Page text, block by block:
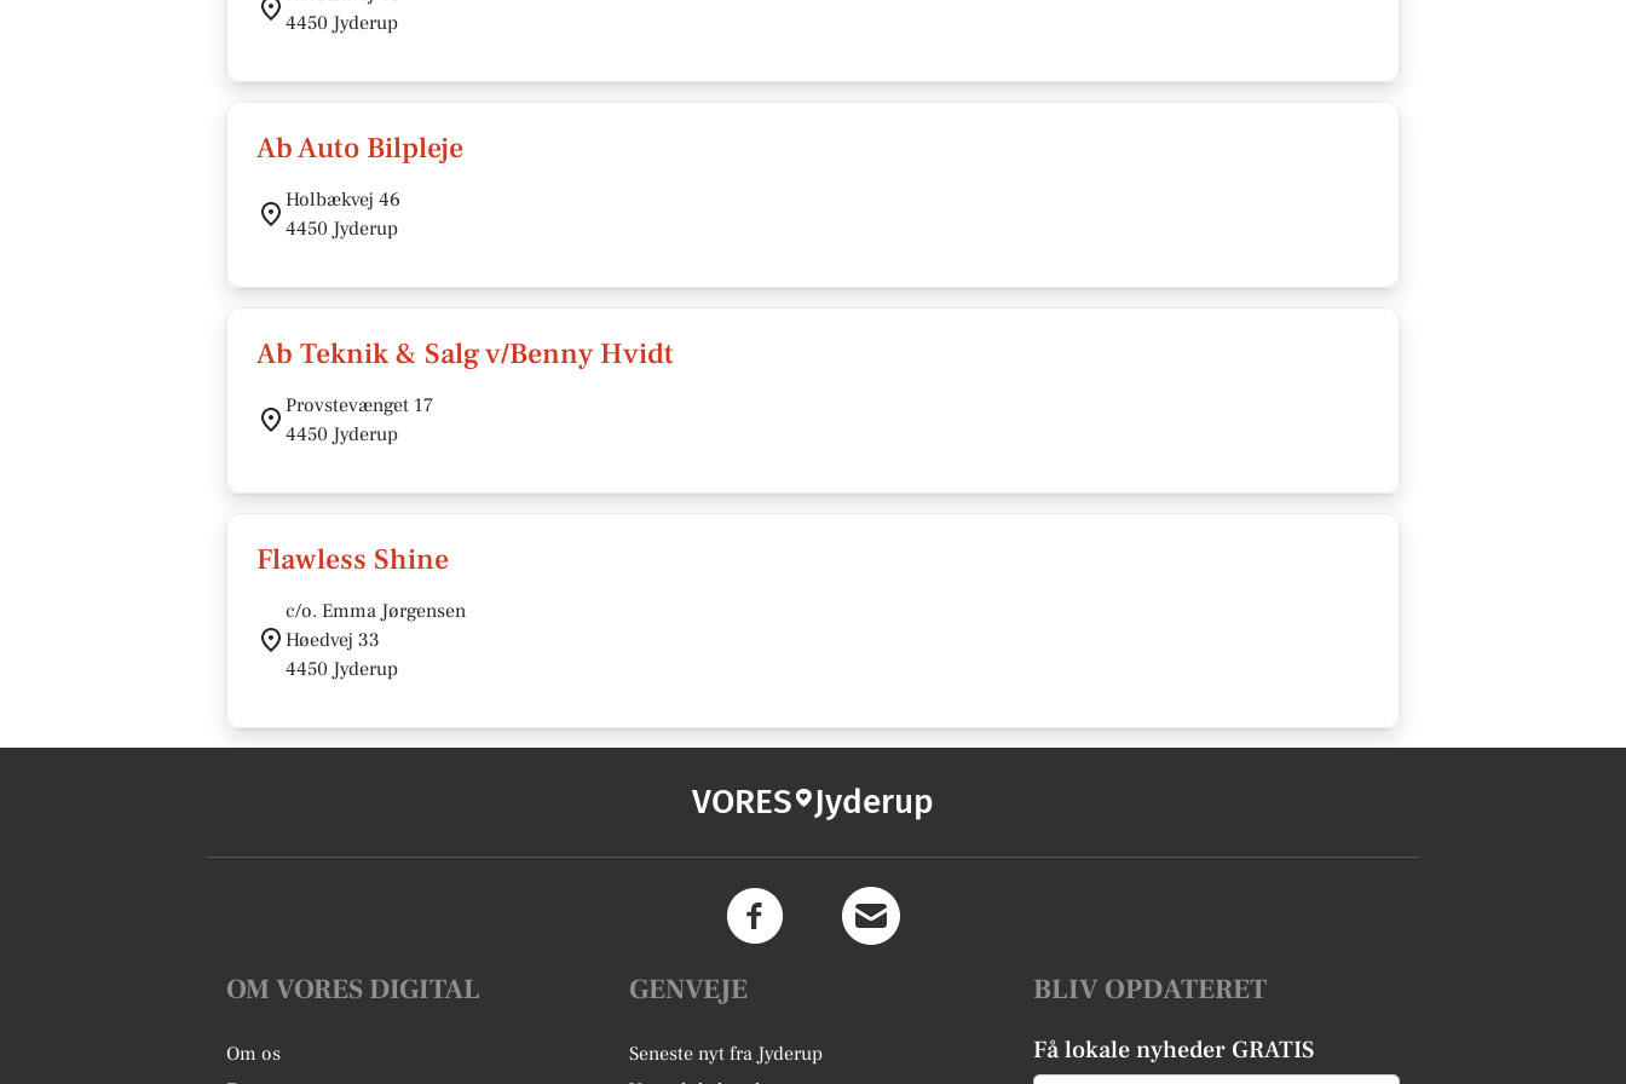
4450 Jyderup
Ab Auto Bilpleje
Holbækvej 46
4450 Jyderup
Ab Teknik & Salg v/Benny Hvidt
Provstevænget 17
4450 Jyderup
Flawless Shine
c/o. Emma Jørgensen
Høedvej 33
4450 Jyderup
VORES Jyderup
OM VORES DIGITAL
Om os
GENVEJE
Seneste nyt fra Jyderup
BLIV OPDATERET
Få lokale nyheder GRATIS